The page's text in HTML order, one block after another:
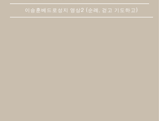
이승훈베드로성지 영상2 (순례, 걷고 기도하고)